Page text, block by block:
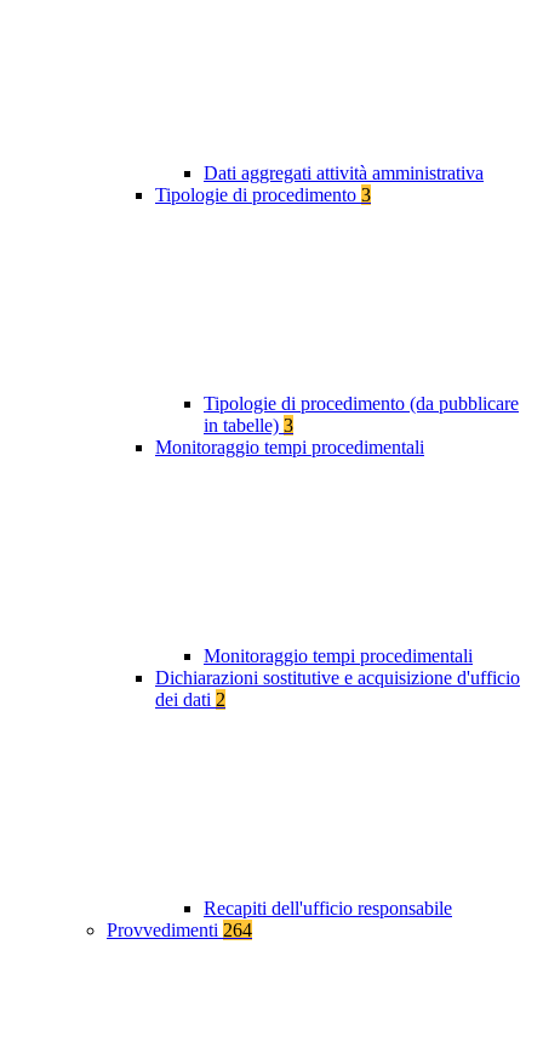
Dati aggregati attività amministrativa
Tipologie di procedimento 3
Tipologie di procedimento (da pubblicare
in tabelle) 3
Monitoraggio tempi procedimentali
Monitoraggio tempi procedimentali
Dichiarazioni sostitutive e acquisizione d'ufficio
dei dati 2
Recapiti dell'ufficio responsabile
Provvedimenti 264